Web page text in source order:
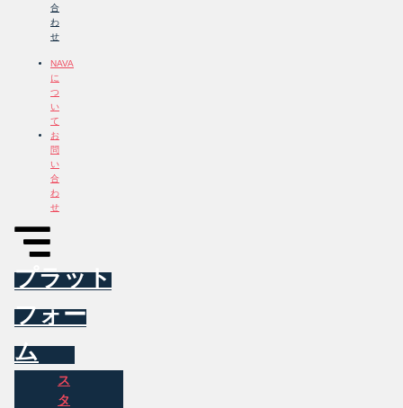
合
わ
せ
NAVA
に
つ
い
て
お
問
い
合
わ
せ
プラット
フォー
ム
ス
タ